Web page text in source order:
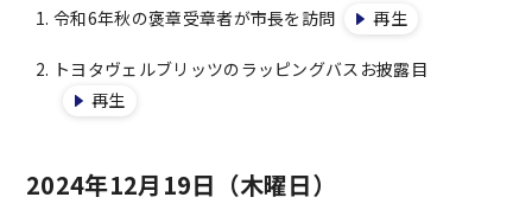
令和6年秋の褒章受章者が市長を訪問
再生
トヨタヴェルブリッツのラッピングバスお披露目
再生
2024年12月19日（木曜日）